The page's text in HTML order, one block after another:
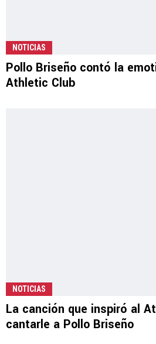
NOTICIAS
Pollo Briseño contó la
Athletic Club
NOTICIAS
La canción que inspiró al
cantarle a Pollo Briseño